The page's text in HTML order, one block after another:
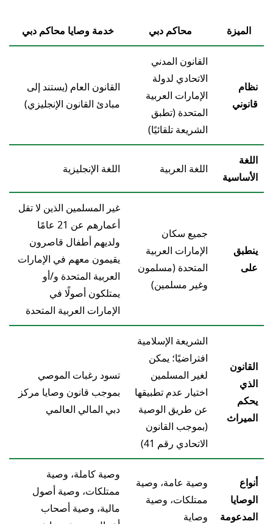
الميزة محاكم دبي خدمة وصايا محاكم دبي
نظام
قانوني
القانون المدني
الاتحادي لدولة
الإمارات العربية
المتحدة (تطبق
الشريعة تلقائيًا)
القانون العام (يستند إلى
مبادئ القانون الإنجليزي)
اللغة
الأساسية
اللغة العربية اللغة الإنجليزية
ينطبق
على
جميع سكان
الإمارات العربية
المتحدة (مسلمون
وغير مسلمين)
غير المسلمين الذين لا تقل
أعمارهم عن 21 عامًا
ولديهم أطفال قاصرون
يقيمون معهم في الإمارات
العربية المتحدة و/أو
يمتلكون أصولًا في
الإمارات العربية المتحدة
القانون
الذي
يحكم
الميراث
الشريعة الإسلامية
افتراضيًا؛ يمكن
لغير المسلمين
اختيار عدم تطبيقها
عن طريق الوصية
(بموجب القانون
الاتحادي رقم 41)
تسود رغبات الموصي
بموجب قانون وصايا مركز
دبي المالي العالمي
أنواع
الوصايا
المدعومة
وصية عامة، وصية
ممتلكات، وصية
وصاية
وصية كاملة، وصية
ممتلكات، وصية أصول
مالية، وصية أصحاب